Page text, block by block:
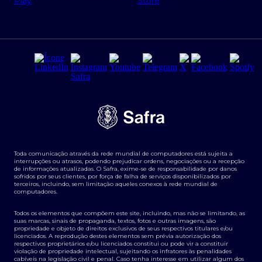
Regras e Parâmetros de Atuação Banco Safra
Segurança da Informação
Tarifas e serviços Pessoa Física
Transparência de remuneração
Termos e Condições para Portabilidade de Investimento
Derivativos
Agronegócios
Toda comunicação através da rede mundial de computadores está sujeita a
interrupções ou atrasos, podendo prejudicar ordens, negociações ou a recepção
de informações atualizadas. O Safra, exime-se de responsabilidade por danos
sofridos por seus clientes, por força de falha de serviços disponibilizados por
terceiros, incluindo, sem limitação aqueles conexos à rede mundial de
computadores.
Todos os elementos que compõem este site, incluindo, mas não se limitando, as
suas marcas, sinais de propaganda, textos, fotos e outras imagens, são
propriedade e objeto de direitos exclusivos de seus respectivos titulares e/ou
licenciados. A reprodução destes elementos sem prévia autorização dos
respectivos proprietários e/ou licenciados constitui ou pode vir a constituir
violação de propriedade intelectual, sujeitando os infratores às penalidades
cabíveis na legislação civil e penal. Caso tenha interesse em utilizar algum dos